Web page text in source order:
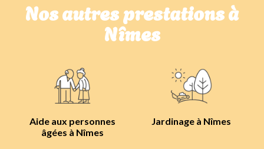
Nos autres prestations à
Nîmes
Aide aux personnes
âgées à Nîmes
Jardinage à Nîmes